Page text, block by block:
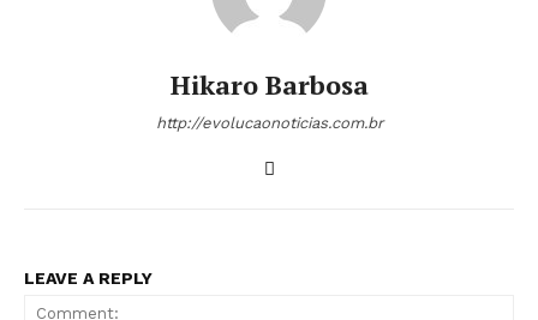
Hikaro Barbosa
http://evolucaonoticias.com.br
LEAVE A REPLY